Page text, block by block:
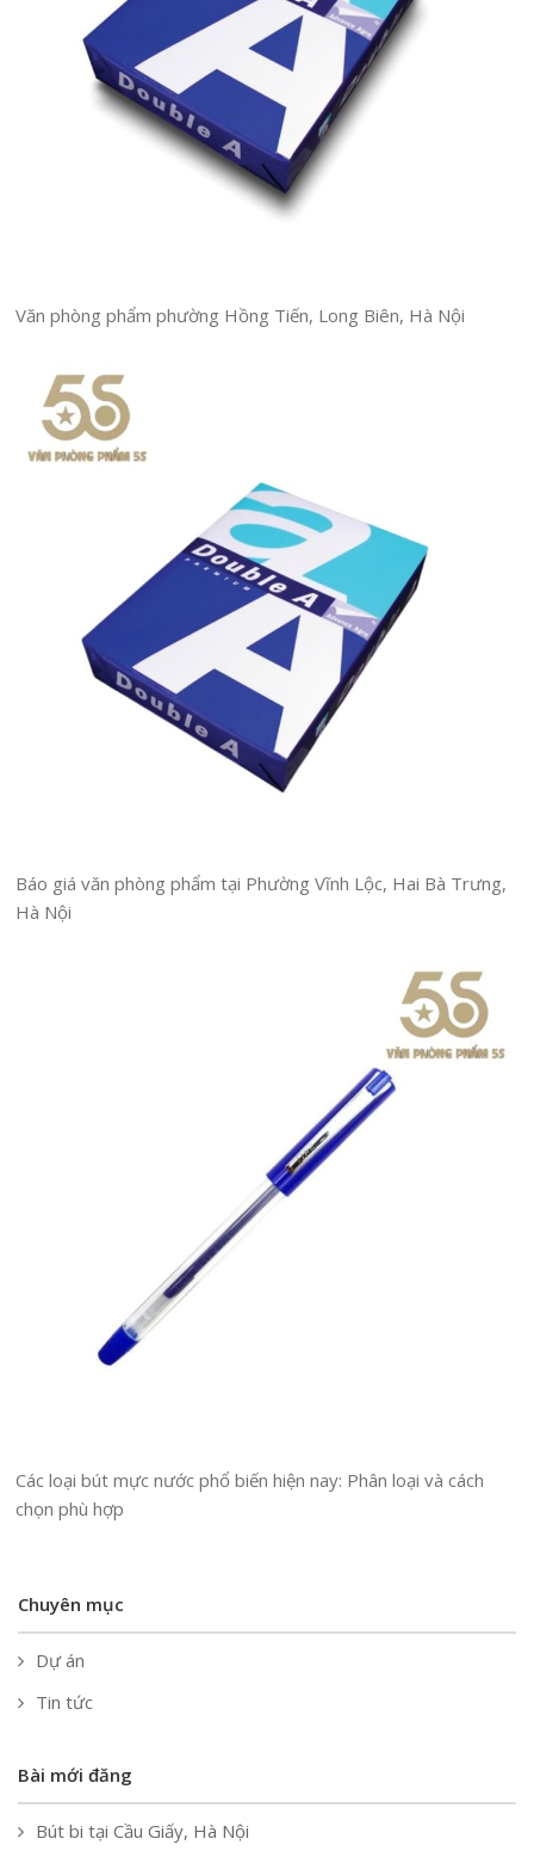
Văn phòng phẩm phường Hồng Tiến, Long Biên, Hà Nội
Báo giá văn phòng phẩm tại Phường Vĩnh Lộc, Hai Bà Trưng,
Hà Nội
Các loại bút mực nước phổ biến hiện nay: Phân loại và cách
chọn phù hợp
Chuyên mục
Dự án
Tin tức
Bài mới đăng
Bút bi tại Cầu Giấy, Hà Nội